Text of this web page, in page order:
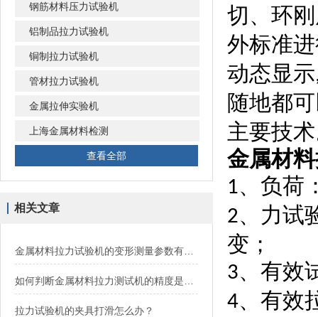
钢筋材料压力试验机
铝制品拉力试验机
铜制拉力试验机
管材拉力试验机
金属拉伸实验机
上海金属材料检测
查看全部
相关文章
拉力试验机的夹具打滑怎么办？
切、环
外标准
动态显示
随地都
主要技
金属材
1、负荷
2、力试
变；
3、有效
4、有效